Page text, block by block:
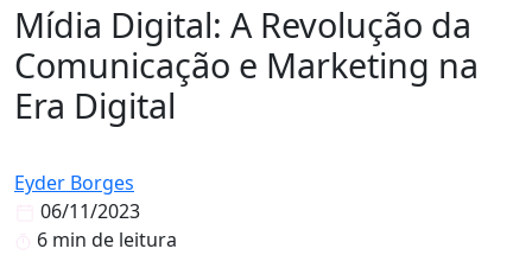
Mídia Digital: A Revolução da
Comunicação e Marketing na
Era Digital
Eyder Borges
06/11/2023
6 min de leitura